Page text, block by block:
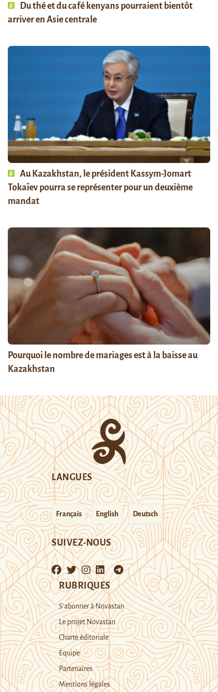
Du thé et du café kenyans pourraient bientôt
arriver en Asie centrale
Au Kazakhstan, le président Kassym-Jomart
Tokaïev pourra se représenter pour un deuxième
mandat
Pourquoi le nombre de mariages est à la baisse au
Kazakhstan
LANGUES
Français English Deutsch
SUIVEZ-NOUS
RUBRIQUES
S’abonner à Novastan
Le projet Novastan
Charte éditoriale
Equipe
Partenaires
Mentions légales